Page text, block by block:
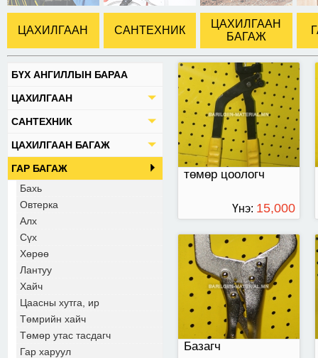
ЦАХИЛГААН САНТЕХНИК
ЦАХИЛГААН
БАГАЖ
БҮХ АНГИЛЛЫН БАРАА
ЦАХИЛГААН
САНТЕХНИК
ЦАХИЛГААН БАГАЖ
ГАР БАГАЖ
Бахь
Овтерка
Алх
Сүх
Хөрөө
Лантуу
Хайч
Цаасны хутга, ир
Төмрийн хайч
Төмөр утас тасдагч
Гар харуул
төмөр цоологч
Үнэ: 15,000
ТӨГРӨГ
Базагч
түгждэг бахь